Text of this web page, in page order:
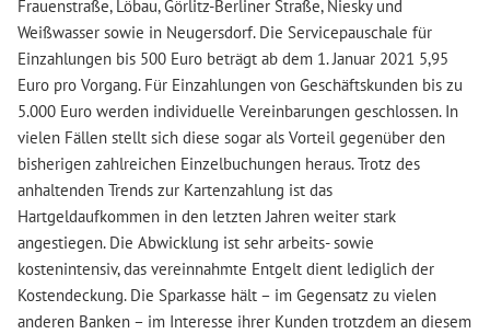
Frauenstraße, Löbau, Görlitz-Berliner Straße, Niesky und
Weißwasser sowie in Neugersdorf. Die Servicepauschale für
Einzahlungen bis 500 Euro beträgt ab dem 1. Januar 2021 5,95
Euro pro Vorgang. Für Einzahlungen von Geschäftskunden bis zu
5.000 Euro werden individuelle Vereinbarungen geschlossen. In
vielen Fällen stellt sich diese sogar als Vorteil gegenüber den
bisherigen zahlreichen Einzelbuchungen heraus. Trotz des
anhaltenden Trends zur Kartenzahlung ist das
Hartgeldaufkommen in den letzten Jahren weiter stark
angestiegen. Die Abwicklung ist sehr arbeits- sowie
kostenintensiv, das vereinnahmte Entgelt dient lediglich der
Kostendeckung. Die Sparkasse hält – im Gegensatz zu vielen
anderen Banken – im Interesse ihrer Kunden trotzdem an diesem